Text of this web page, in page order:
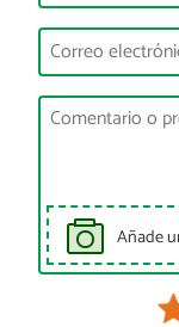
Añade